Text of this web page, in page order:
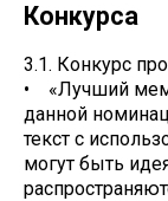
Конкурса
3.1. Конкурс
• «Лучший мем
данной
текст с
могут быть